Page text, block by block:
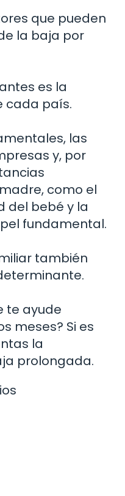
que pueden
la baja por
es la
cada país.
las
y, por
como el
del bebé y la
fundamental.
también
te ayude
meses? Si es
la
prolongada.